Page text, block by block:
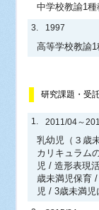
中学校教諭1種
3. 1997
高等学校教諭1
研究課題・受
1. 2011/04～
乳幼児（３歳
カリキュラム
児 / 造形表現
歳未満児保育
児 / 3歳未満児